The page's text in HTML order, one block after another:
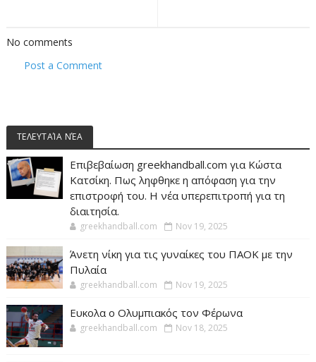
No comments
Post a Comment
ΤΕΛΕΥΤΑΊΑ ΝΈΑ
Επιβεβαίωση greekhandball.com για Κώστα
Κατσίκη. Πως ληφθηκε η απόφαση για την
επιστροφή του. Η νέα υπερεπιτροπή για τη
διαιτησία.
greekhandball.com Nov 19, 2025
Άνετη νίκη για τις γυναίκες του ΠΑΟΚ με την
Πυλαία
greekhandball.com Nov 19, 2025
Ευκολα ο Ολυμπιακός τον Φέρωνα
greekhandball.com Nov 18, 2025